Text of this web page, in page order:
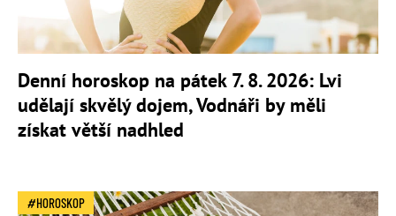
Denní horoskop na pátek 7. 8. 2026: Lvi
udělají skvělý dojem, Vodnáři by měli
získat větší nadhled
HOROSKOP